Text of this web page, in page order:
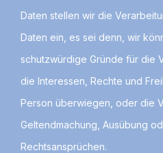
Daten stellen wir die
Daten ein, es sei denn, wir
schutzwürdige Gründe für die
die Interessen, Rechte und
Person überwiegen, oder die
Geltendmachung, Ausübung
Rechtsansprüchen.